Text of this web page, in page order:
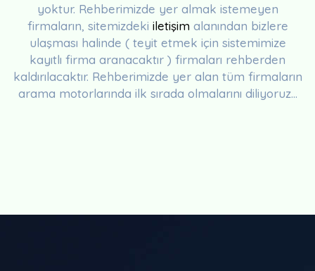
yoktur. Rehberimizde yer almak istemeyen
firmaların, sitemizdeki iletişim alanından bizlere
ulaşması halinde ( teyit etmek için sistemimize
kayıtlı firma aranacaktır ) firmaları rehberden
kaldırılacaktır. Rehberimizde yer alan tüm firmaların
arama motorlarında ilk sırada olmalarını diliyoruz...